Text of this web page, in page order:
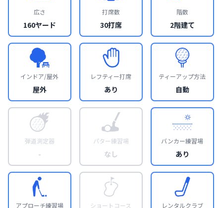
広さ
160ヤード
打席数
30打席
階数
2階建て
インドア/屋外
屋外
レフティー打席
あり
ティーアップ方法
自動
弾道測定器
-
パター練習場
なし
バンカー練習場
あり
アプローチ練習場 ショートコース レンタルクラブ